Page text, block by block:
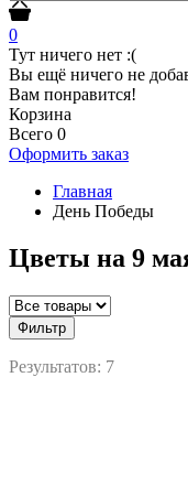
0
Тут ничего нет :(
Вы ещё ничего не
Вам понравится!
Корзина
Всего 0
Оформить заказ
Главная
День Победы
Цветы на 9
Фильтр
Результатов: 7